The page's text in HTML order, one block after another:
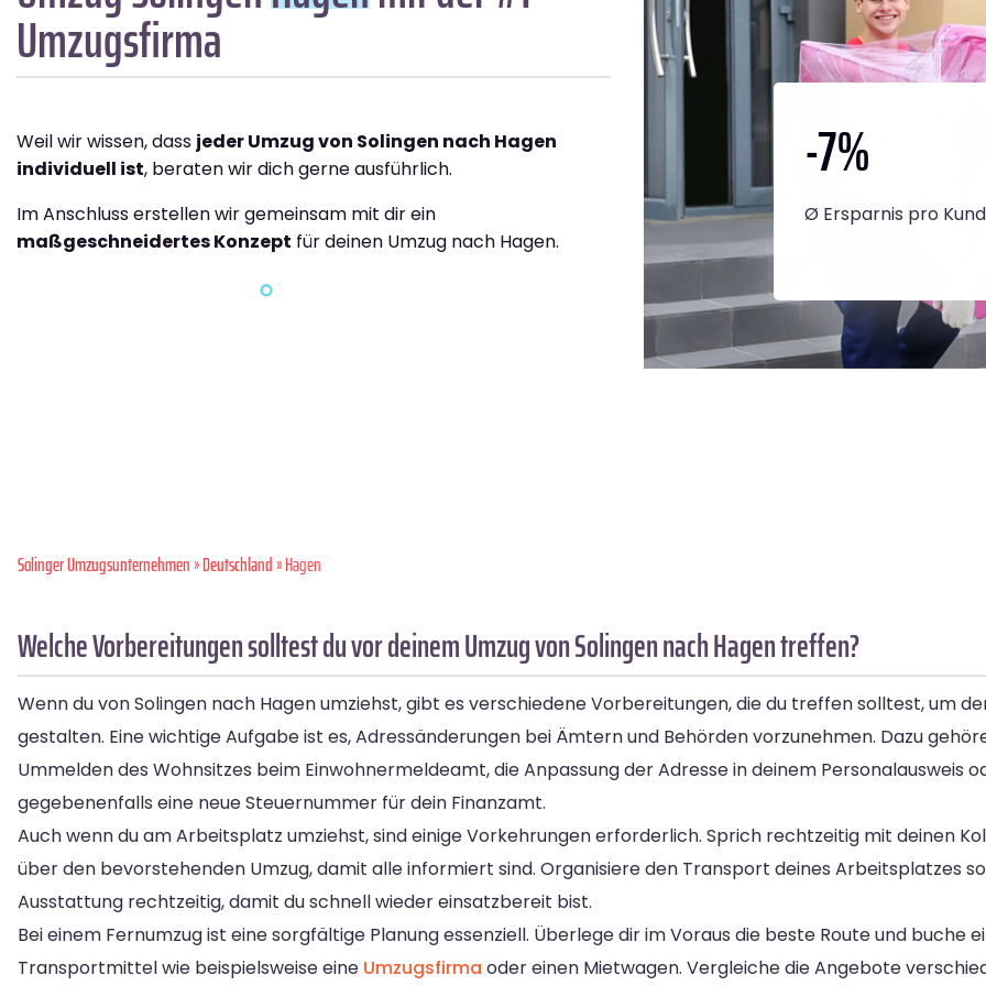
Umzugsfirma
Weil wir wissen, dass jeder Umzug von Solingen nach Hagen
individuell ist, beraten wir dich gerne ausführlich.
Im Anschluss erstellen wir gemeinsam mit dir ein
maßgeschneidertes Konzept für deinen Umzug nach Hagen.
-7%
Ø Ersparnis pro
Solinger Umzugsunternehmen»Deutschland» Hagen
Welche Vorbereitungen solltest du vor deinem Umzug von Solingen nach Hagen treffen?
Wenn du von Solingen nach Hagen umziehst, gibt es verschiedene Vorbereitungen, die du treffen solltest, um
gestalten. Eine wichtige Aufgabe ist es, Adressänderungen bei Ämtern und Behörden vorzunehmen. Dazu
Ummelden des Wohnsitzes beim Einwohnermeldeamt, die Anpassung der Adresse in deinem Personalausweis
gegebenenfalls eine neue Steuernummer für dein Finanzamt.
Auch wenn du am Arbeitsplatz umziehst, sind einige Vorkehrungen erforderlich. Sprich rechtzeitig mit deinen
über den bevorstehenden Umzug, damit alle informiert sind. Organisiere den Transport deines Arbeitsplatzes
Ausstattung rechtzeitig, damit du schnell wieder einsatzbereit bist.
Bei einem Fernumzug ist eine sorgfältige Planung essenziell. Überlege dir im Voraus die beste Route und buche
Transportmittel wie beispielsweise eine Umzugsfirma oder einen Mietwagen. Vergleiche die Angebote